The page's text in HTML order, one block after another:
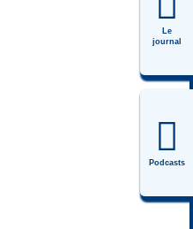
Le
journal
Podcasts